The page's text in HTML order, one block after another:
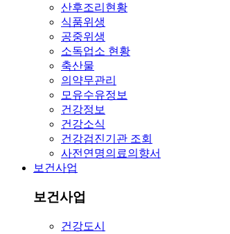
산후조리현황
식품위생
공중위생
소독업소 현황
축산물
의약무관리
모유수유정보
건강정보
건강소식
건강검진기관 조회
사전연명의료의향서
보건사업
보건사업
건강도시